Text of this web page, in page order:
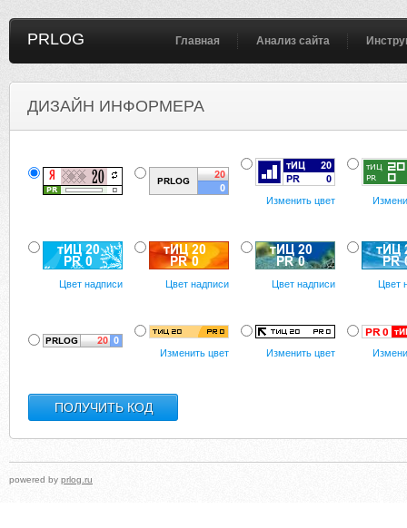
PRLOG Главная Анализ сайта
ДИЗАЙН ИНФОРМЕРА
Изменить цвет
Цвет надписи Цвет надписи Цвет надписи Цвет
Изменить цвет Изменить цвет
powered by prlog.ru